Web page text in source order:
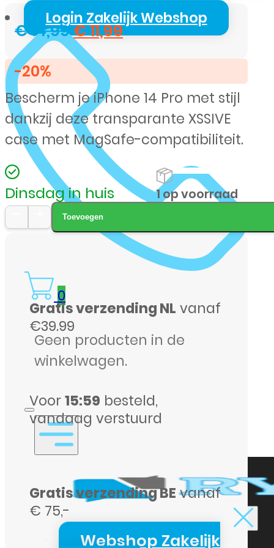
Login Zakelijk Webshop
0
Geen producten in de
winkelwagen.
Webshop Zakelijk
€14,99Oorspronkelijke
prijs
was:
€ 14,99.
€11,99Huidige
prijs
€ 11,99.
-20%
Bescherm je iPhone 14 Pro met stijl
dankzij deze transparante XSSIVE
case met MagSafe-compatibiliteit.
Dinsdag in huis
XSSIVE
Clear
Case
MagSafe
Transparant,
stijlvol
compatibel
aantal
Toevoegen
1 op voorraad
Gratis verzending NL vanaf
€39.99
Voor15:59 besteld,
vandaag verstuurd
Gratis verzending BEvanaf
€ 75,-